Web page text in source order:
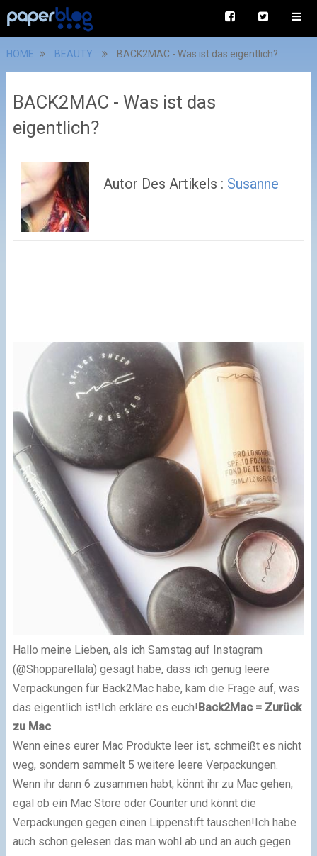
HOME BEAUTY BACK2MAC - Was ist das eigentlich?
BACK2MAC - Was ist das
eigentlich?
Autor Des Artikels : Susanne
Hallo meine Lieben, als ich Samstag auf Instagram
(@Shopparellala) gesagt habe, dass ich genug leere
Verpackungen für Back2Mac habe, kam die Frage auf, was
das eigentlich ist!Ich erkläre es euch!Back2Mac = Zurück
zu Mac
Wenn eines eurer Mac Produkte leer ist, schmeißt es nicht
weg, sondern sammelt 5 weitere leere Verpackungen.
Wenn ihr dann 6 zusammen habt, könnt ihr zu Mac gehen,
egal ob ein Mac Store oder Counter und könnt die
Verpackungen gegen einen Lippenstift tauschen!Ich habe
auch schon gelesen das man wohl ab und an auch gegen